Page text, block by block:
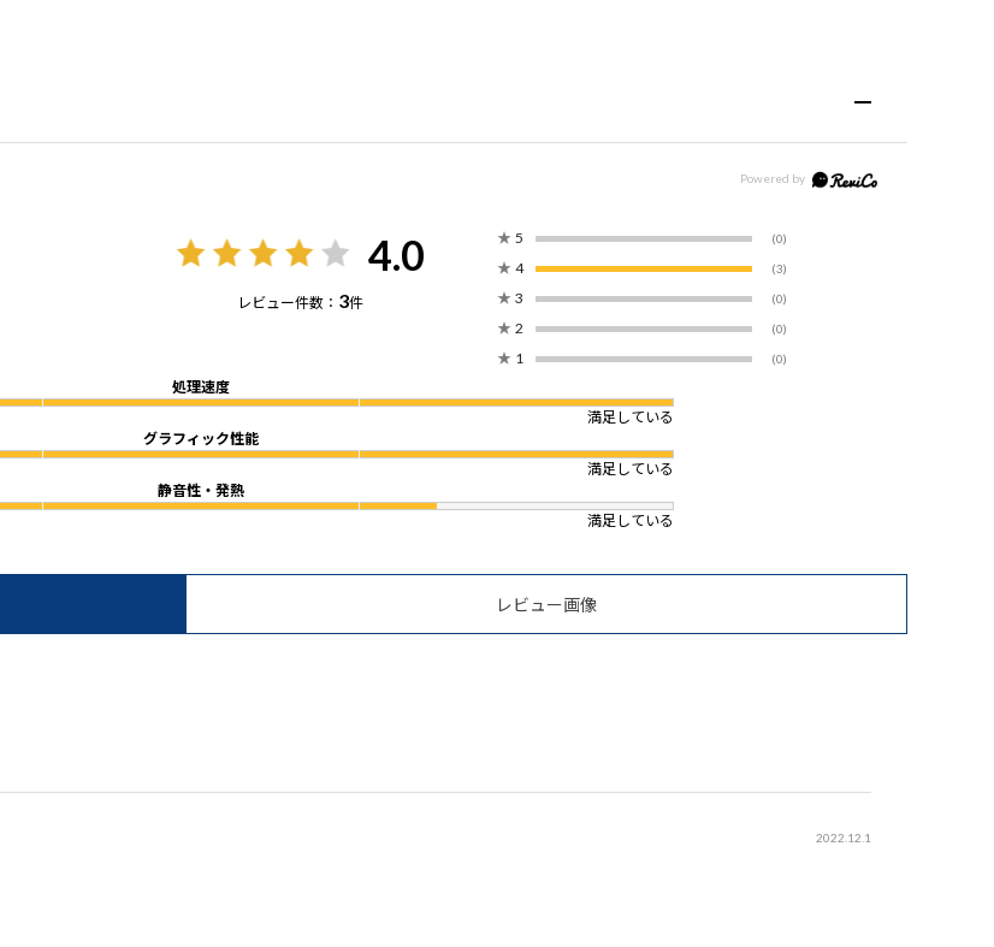
4.0
レビュー件数： 3件
★ 5 (0)
★ 4 (3)
★ 3 (0)
★ 2 (0)
★ 1 (0)
処理速度
満足している
グラフィック性能
満足している
静音性・発熱
満足している
レビュー画像
2022.12.1